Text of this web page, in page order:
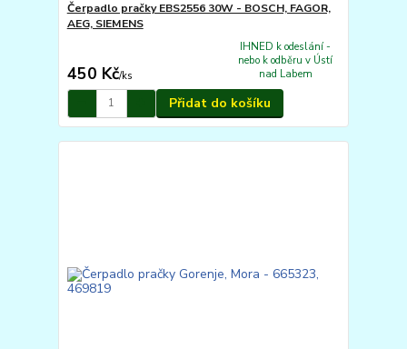
Čerpadlo pračky EBS2556 30W - BOSCH, FAGOR,
AEG, SIEMENS
450 Kč/ks
IHNED k odeslání -
nebo k odběru v Ústí
nad Labem
Přidat do košíku